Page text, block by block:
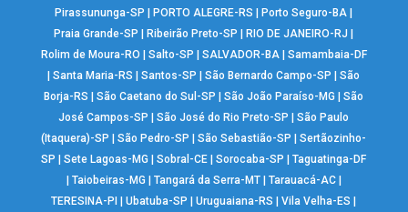
Pirassununga-SP |PORTO ALEGRE-RS |Porto Seguro-BA |
Praia Grande-SP |Ribeirão Preto-SP |RIO DE JANEIRO-RJ |
Rolim de Moura-RO | Salto-SP | SALVADOR-BA| Samambaia-DF
|Santa Maria-RS |Santos-SP |São Bernardo Campo-SP |São
Borja-RS |São Caetano do Sul-SP |São João Paraíso-MG |São
José Campos-SP |São José do Rio Preto-SP |São Paulo
(Itaquera)-SP |São Pedro-SP |São Sebastião-SP |Sertãozinho-
SP |Sete Lagoas-MG |Sobral-CE |Sorocaba-SP |Taguatinga-DF
| Taiobeiras-MG | Tangará da Serra-MT| Tarauacá-AC|
TERESINA-PI |Ubatuba-SP |Uruguaiana-RS |Vila Velha-ES |